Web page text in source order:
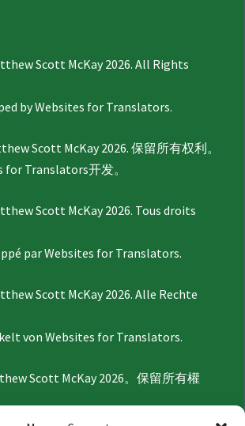
Scott McKay 2026. All Rights
byWebsites for Translators.
Scott McKay 2026. 保留所有权利。
for Translators开发。
Scott McKay 2026. Tous droits
parWebsites for Translators.
Scott McKay 2026. Alle Rechte
vonWebsites for Translators.
Scott McKay 2026。保留所有權
for Translators 開發。